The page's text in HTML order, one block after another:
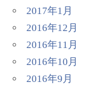
2017年1月
2016年12月
2016年11月
2016年10月
2016年9月